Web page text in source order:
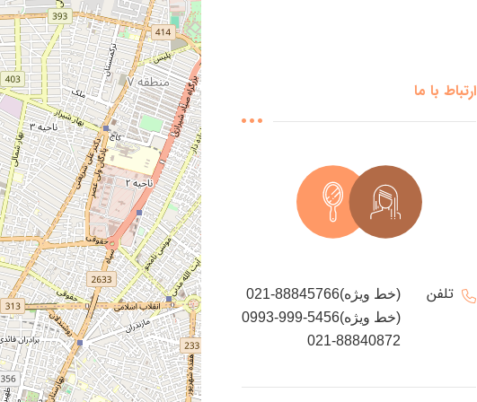
ارتباط با ما
تلفن
021-88845766(خط ویژه)
0993-999-5456(خط ویژه)
021-88840872